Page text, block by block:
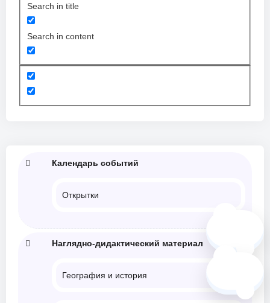
Search in title
Search in content
Календарь событий
Открытки
Наглядно-дидактический материал
География и история